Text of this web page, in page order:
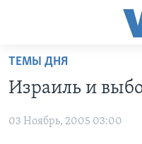
Перейти
основной
Перейти
ПРОГРАММЫ
АМЕРИКА
ПРОЕКТЫ
ТЕМЫ ДНЯ
Израиль и
03 Ноябрь, 2005 03:00